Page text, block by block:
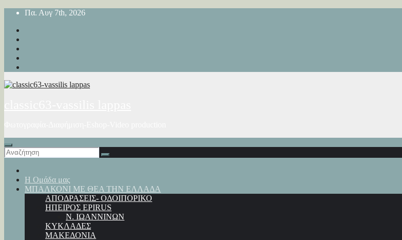
Μετάβαση
περιεχόμενο
Πα. Αυγ 7th, 2026
Η Ομάδα μας
ΜΠΑΛΚΟΝΙ ΜΕ ΘΕΑ ΤΗΝ ΕΛΛΑΔΑ
ΑΠΟΔΡΑΣΕΙΣ- ΟΔΟΙΠΟΡΙΚΟ
ΗΠΕΙΡΟΣ EPIRUS
Ν. ΙΩΑΝΝΙΝΩΝ
ΚΥΚΛΑΔΕΣ
ΜΑΚΕΔΟΝΙΑ